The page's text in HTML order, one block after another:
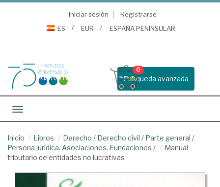
Iniciar sesión
Registrarse
ES
EUR ESPAÑA PENINSULAR
Busqueda avanzada
0
Toggle navigation
Inicio Libros Derecho / Derecho civil / Parte general /
Persona jurídica. Asociaciones. Fundaciones /
Manual
tributario de entidades no lucrativas